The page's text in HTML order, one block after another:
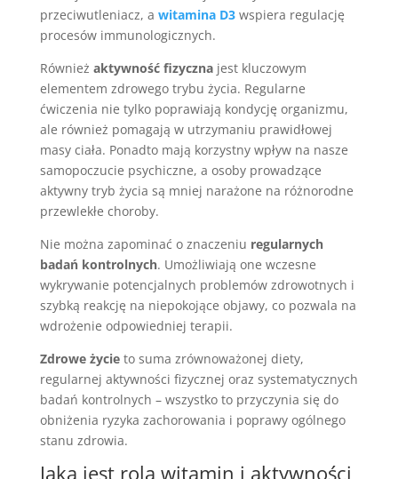
przeciwutleniacz, a witamina D3wspiera regulację
procesów immunologicznych.
Również aktywność fizycznajest kluczowym
elementem zdrowego trybu życia. Regularne
ćwiczenia nie tylko poprawiają kondycję organizmu,
ale również pomagają w utrzymaniu prawidłowej
masy ciała. Ponadto mają korzystny wpływ na nasze
samopoczucie psychiczne, a osoby prowadzące
aktywny tryb życia są mniej narażone na różnorodne
przewlekłe choroby.
Nie można zapominać o znaczeniu regularnych
badań kontrolnych. Umożliwiają one wczesne
wykrywanie potencjalnych problemów zdrowotnych i
szybką reakcję na niepokojące objawy, co pozwala na
wdrożenie odpowiedniej terapii.
Zdrowe życieto suma zrównoważonej diety,
regularnej aktywności fizycznej oraz systematycznych
badań kontrolnych – wszystko to przyczynia się do
obniżenia ryzyka zachorowania i poprawy ogólnego
stanu zdrowia.
Jaka jest rola witamin i aktywności